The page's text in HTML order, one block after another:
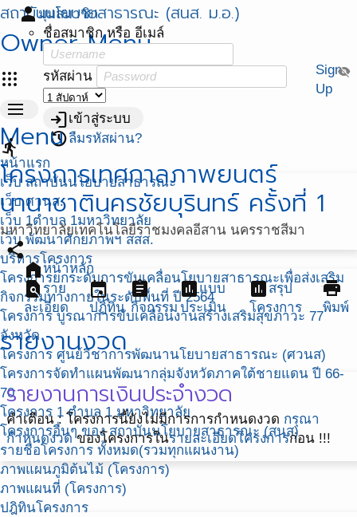
สถาบันนโยบายสาธารณะ (สนส. ม.อ.)
Owner Menu
apps
personมุมสมาชิก
ชื่อสมาชิก หรือ อีเมล์
รหัสผ่าน visibility_off
loginเข้าสู่ระบบ
restoreลืมรหัสผ่าน?
Sign
Up
menu
Menu
หน้าแรก
เว็บ สถาบันนโยบายสาธารณะ
เว็บ ศวนส.
เว็บ 1ตำบล 1มหาวิทยาลัย
เว็บ พัฒนาศักยภาพฯ สสส.
บริหารโครงการ
โครงการยกระดับการขับเคลื่อนโยบายสาธารณะเพื่อส่งเสริม
กิจกรรมทางกายในระดับพื้นที่ ปี 2564
โครงการ บูรณาการขับเคลื่อนงานสร้างเสริมสุขภาวะ 77
จังหวัด
โครงการ ศูนย์วิชาการพัฒนานโยบายสาธารณะ (ศวนส)
โครงการจัดทำแผนพัฒนากลุ่มจังหวัดภาคใต้ชายแดน ปี 66-
70
โครงการ 1 ตำบล 1 มหาวิทยาลัย
โครงการอื่นๆ ของ สถาบันนโยบายสาธารณะ (สนส)
รายชื่อโครงการ ทั้งหมด(รวมทุกแผนงาน)
ภาพแผนภูมิต้นไม้ (โครงการ)
ภาพแผนที่ (โครงการ)
ปฎิทินโครงการ
directions_run
โครงการเทศกาลภาพยนตร์
นานาชาตินครชัยบุรินทร์ ครั้งที่ 1
มหาวิทยาลัยเทคโนโลยีราชมงคลอีสาน นครราชสีมา
share
homeหน้าหลัก
find_in_pageราย
ละเอียด
event
ปฏิทิน
assignment
กิจกรรม
assessmentแบบ
ประเมิน
assessmentสรุป
โครงการ
print
พิมพ์
รายงานงวด
รายงานการเงินประจำงวด
คำเตือน : โครงการนี้ยังไม่มีการการกำหนดงวด กรุณา
กำหนดงวด ของโครงการในรายละเอียดโครงการก่อน !!!